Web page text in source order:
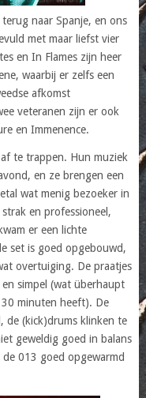
naar Spanje, en ons
met maar liefst vier
en In Flames zijn heer
waarbij er zelfs een
afkomst
veteranen zijn er ook
en Immenence.
te trappen. Hun muziek
en ze brengen een
wat menig bezoeker in
en professioneel,
er een lichte
set is goed opgebouwd,
overtuiging. De praatjes
simpel (wat überhaupt
minuten heeft). De
de (kick)drums klinken te
geweldig goed in balans
013 goed opgewarmd